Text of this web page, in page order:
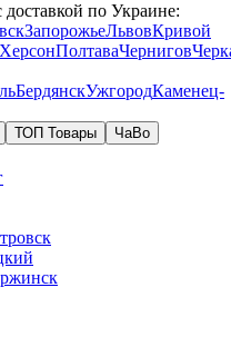
по Украине:
ЗапорожьеЛьвовКривой
ХерсонПолтаваЧернигов
БердянскУжгородКаменец-
ТОП Товары
ЧаВо